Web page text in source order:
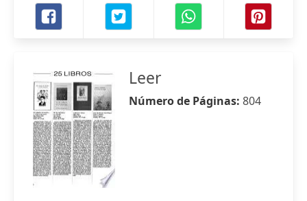
Leer
Número de Páginas: 804